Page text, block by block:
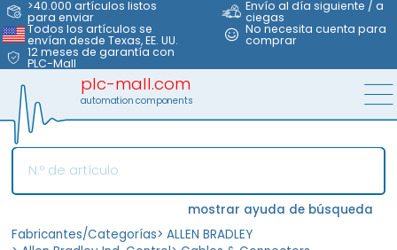
>40.000 artículos listos
para enviar
Envío al día siguiente / a
ciegas
Todos los artículos se
envían desde Texas, EE. UU.
No necesita cuenta para
comprar
12 meses de garantía con
PLC-Mall
plc-mall.com
automation components
mostrar ayuda de búsqueda
Fabricantes/Categorías> ALLEN BRADLEY